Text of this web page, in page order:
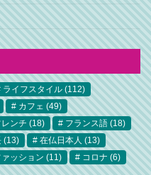
ライフスタイル (112)
カフェ (49)
レンチ (18) フランス語 (18)
(13) 在仏日本人 (13)
ァッション (11) コロナ (6)